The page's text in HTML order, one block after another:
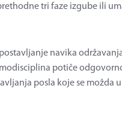
tri faze izgube ili
navika
potiče
posla koje se možda